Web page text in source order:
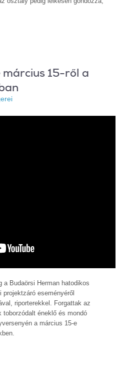
15-ről a
a Budaörsi Herman hatodikos
eseményéről
riporterekkel. Forgattak az
toborzódalt éneklő és mondó
a március 15-e